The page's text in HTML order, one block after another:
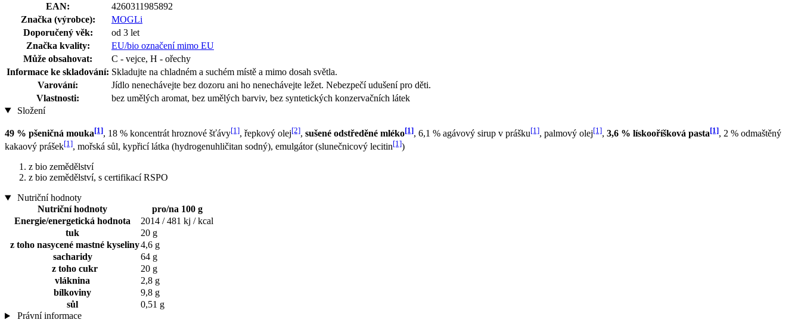
EAN:
4260311985892
Značka (výrobce):
MOGLi
Doporučený věk:
od 3 let
Značka kvality:
EU/bio označení mimo EU
Může obsahovat:
C - vejce, H - ořechy
Informace ke skladování: Skladujte na chladném a suchém místě a mimo dosah světla.
Varování:
Jídlo nenechávejte bez dozoru ani ho nenechávejte ležet. Nebezpečí udušení pro děti.
Vlastnosti:
bez umělých aromat, bez umělých barviv, bez syntetických konzervačních látek
Složení
49 % pšeničná mouka[1], 18 % koncentrát hroznové šťávy[1], řepkový olej[2], sušené odstředěné mléko[1], 6,1 % agávový sirup v prášku[1], palmový olej[1], 3,6 % lískooříšková pasta[1], 2 % odmaštěný
kakaový prášek[1], mořská sůl, kypřicí látka (hydrogenuhličitan sodný), emulgátor (slunečnicový lecitin[1])
z bio zemědělství
z bio zemědělství, s certifikací RSPO
Nutriční hodnoty
Nutriční hodnoty
pro/na 100 g
Energie/energetická hodnota
2014 / 481 kj / kcal
tuk
20 g
z toho nasycené mastné kyseliny4,6 g
sacharidy
64 g
z toho cukr
20 g
vláknina
2,8 g
bílkoviny
9,8 g
sůl
0,51 g
Právní informace